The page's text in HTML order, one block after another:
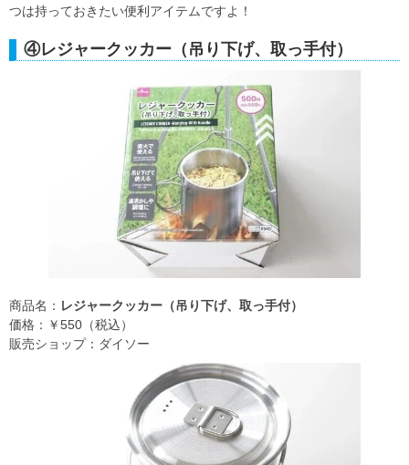
つは持っておきたい便利アイテムですよ！
④レジャークッカー（吊り下げ、取っ手付）
商品名： レジャークッカー（吊り下げ、取っ手付）
価格：￥550（税込）
販売ショップ：ダイソー